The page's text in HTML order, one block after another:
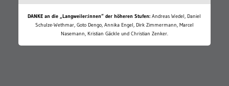
DANKE an die „Langweiler:innen“ der höheren Stufen: Andreas Wedel, Daniel
Schulze-Wethmar, Goto Dengo, Annika Engel, Dirk Zimmermann, Marcel
Nasemann, Kristian Gäckle und Christian Zenker.